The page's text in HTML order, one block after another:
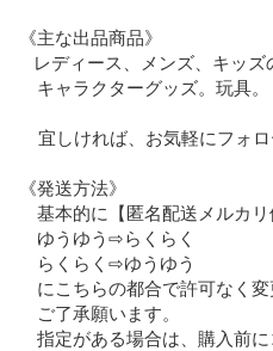
《主な出品商品》
キャラクターグッズ。玩具。
《発送方法》
基本的に【匿名配送メルカ
ゆうゆう⇨らくらく
らくらく⇨ゆうゆう
にこちらの都合で許可なく変
ご了承願います。
指定がある場合は、購入前